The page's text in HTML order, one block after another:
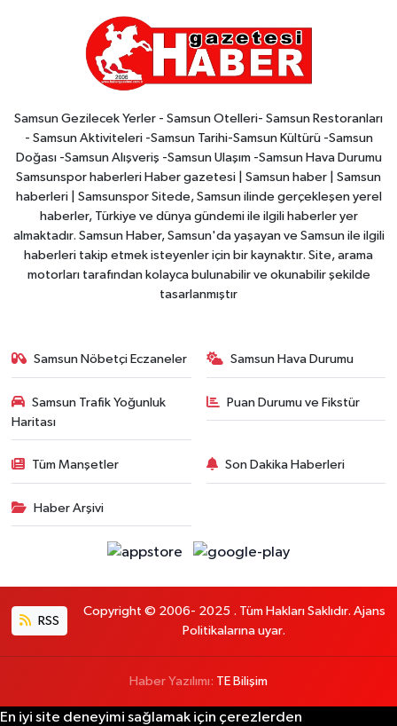
Samsun Gezilecek Yerler - Samsun Otelleri- Samsun Restoranları
- Samsun Aktiviteleri -Samsun Tarihi-Samsun Kültürü -Samsun
Doğası -Samsun Alışveriş -Samsun Ulaşım -Samsun Hava Durumu
Samsunspor haberleri Haber gazetesi | Samsun haber | Samsun
haberleri | Samsunspor Sitede, Samsun ilinde gerçekleşen yerel
haberler, Türkiye ve dünya gündemi ile ilgili haberler yer
almaktadır. Samsun Haber, Samsun'da yaşayan ve Samsun ile ilgili
haberleri takip etmek isteyenler için bir kaynaktır. Site, arama
motorları tarafından kolayca bulunabilir ve okunabilir şekilde
tasarlanmıştır
Samsun Nöbetçi Eczaneler Samsun Hava Durumu
Samsun Trafik Yoğunluk
Haritası
Puan Durumu ve Fikstür
Tüm Manşetler Son Dakika Haberleri
Haber Arşivi
RSS
Copyright © 2006- 2025 . Tüm Hakları Saklıdır. Ajans
Politikalarına uyar.
Haber Yazılımı: TE Bilişim
En iyi site deneyimi sağlamak için çerezlerden